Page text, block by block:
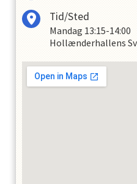
Tid/Sted
Mandag 13:15-14:00
Hollænderhallens